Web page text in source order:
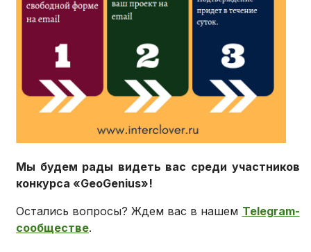
Мы будем рады видеть вас среди участников
конкурса «GeoGenius»!
Остались вопросы? Ждем вас в нашем Telegram-
сообществе.